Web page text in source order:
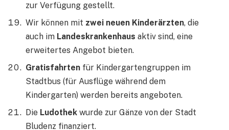
zur Verfügung gestellt.
Wir können mit zwei neuen Kinderärzten, die
auch im Landeskrankenhaus aktiv sind, eine
erweitertes Angebot bieten.
Gratisfahrten für Kindergartengruppen im
Stadtbus (für Ausflüge während dem
Kindergarten) werden bereits angeboten.
Die Ludothek wurde zur Gänze von der Stadt
Bludenz finanziert.